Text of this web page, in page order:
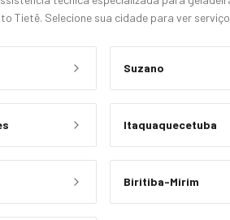
Tietê. Selecione sua cidade para ver
Suzano
Itaquaquecetuba
Biritiba-Mirim